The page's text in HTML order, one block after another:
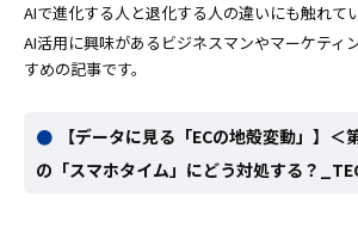
AIで進化する人と退化する人の違いにも触れてい
AI活用に興味があるビジネスマンやマーケティ
すめの記事です。
【データに見る「ECの地殻変動」】
の「スマホタイム」にどう対処する？